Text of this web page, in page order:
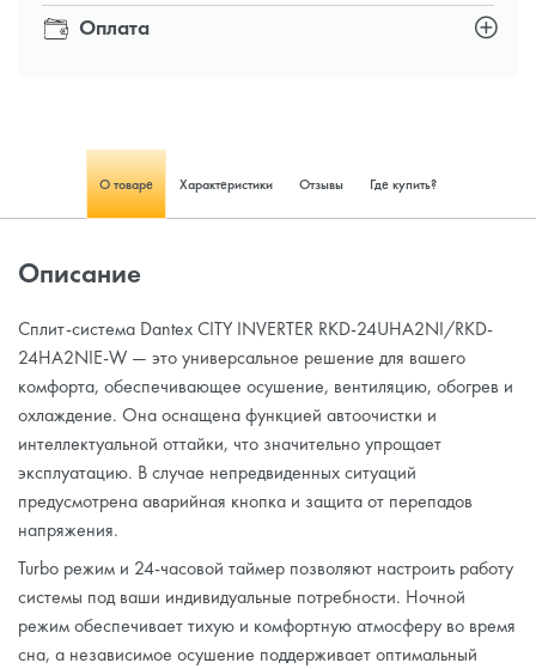
Оплата
О товаре Характеристики Отзывы Где купить?
Описание
Сплит-система Dantex CITY INVERTER RKD-24UHA2NI/RKD-
24HA2NIE-W — это универсальное решение для вашего
комфорта, обеспечивающее осушение, вентиляцию, обогрев и
охлаждение. Она оснащена функцией автоочистки и
интеллектуальной оттайки, что значительно упрощает
эксплуатацию. В случае непредвиденных ситуаций
предусмотрена аварийная кнопка и защита от перепадов
напряжения.
Turbo режим и 24-часовой таймер позволяют настроить работу
системы под ваши индивидуальные потребности. Ночной
режим обеспечивает тихую и комфортную атмосферу во время
сна, а независимое осушение поддерживает оптимальный